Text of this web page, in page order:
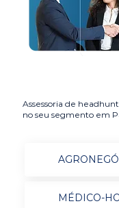
Assessoria de
no seu segmento em
MÉDICO-